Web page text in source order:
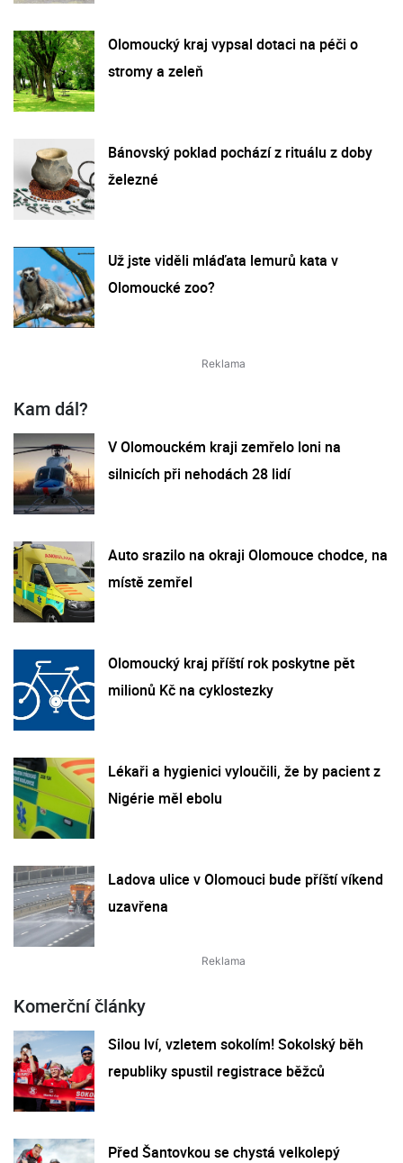
Olomoucký kraj vypsal dotaci na péči o
stromy a zeleň
Bánovský poklad pochází z rituálu z doby
železné
Už jste viděli mláďata lemurů kata v
Olomoucké zoo?
Kam dál?
V Olomouckém kraji zemřelo loni na
silnicích při nehodách 28 lidí
Auto srazilo na okraji Olomouce chodce, na
místě zemřel
Olomoucký kraj příští rok poskytne pět
milionů Kč na cyklostezky
Lékaři a hygienici vyloučili, že by pacient z
Nigérie měl ebolu
Ladova ulice v Olomouci bude příští víkend
uzavřena
Komerční články
Silou lví, vzletem sokolím! Sokolský běh
republiky spustil registrace běžců
Před Šantovkou se chystá velkolepý